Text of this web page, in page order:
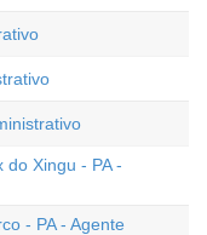
do Xingu - PA -
- PA - Agente